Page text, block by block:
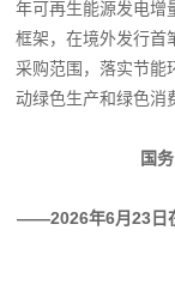
年可再生能源发电增
框架，在境外发行首
采购范围，落实节能
动绿色生产和绿色消
国
——2026年6月23日